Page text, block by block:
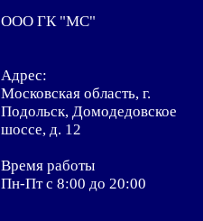
ООО ГК "МС"
Адрес:
Московская область, г.
Подольск, Домодедовское
шоссе, д. 12
Время работы
Пн-Пт с 8:00 до 20:00